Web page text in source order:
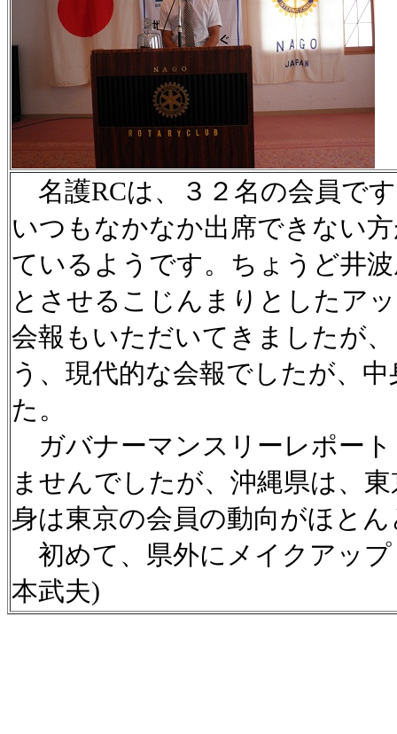
名護RCは、３２名の会員で
いつもなかなか出席できない
ているようです。ちょうど井
とさせるこじんまりとしたア
会報もいただいてきましたが
う、現代的な会報でしたが、
た。
ガバナーマンスリーレポー
ませんでしたが、沖縄県は、
身は東京の会員の動向がほと
初めて、県外にメイクアッ
本武夫)